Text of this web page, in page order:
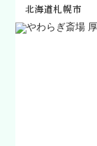
北海道札幌市